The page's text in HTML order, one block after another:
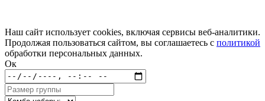
Наш сайт использует cookies, включая сервисы веб-аналитики.
Продолжая пользоваться сайтом, вы соглашаетесь с политикой
обработки персональных данных.
Ок